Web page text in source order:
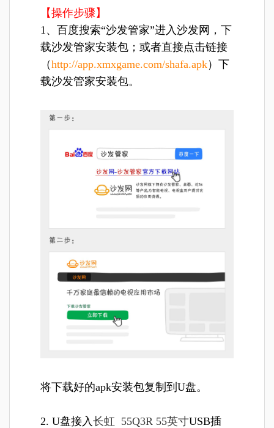
【操作步骤】
1、百度搜索“沙发管家”进入沙发网，下
载沙发管家安装包；或者直接点击链接
（http://app.xmxgame.com/shafa.apk）下
载沙发管家安装包。
将下载好的apk安装包复制到U盘。
2. U盘接入 长虹 55Q3R 55英寸USB插